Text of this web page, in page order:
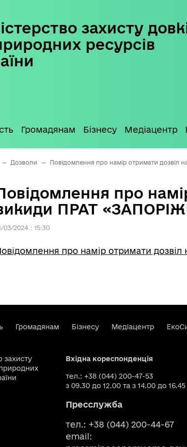
захисту
ресурсів
Громадянам Бізнесу Медіацентр
— Дозволи — Повідомлення про намір отримати дозвіл
про
ПРАТ
03/2024 : 15:30
про намір отримати
Громадянам Бізнесу Медіацентр
захисту
Вхідна кореспонденція
тел.: +38 (044) 200-47-53
з 09.30 до 12.00 та з 14.00 до 16.45
Пресслужба
тел.: +38 (044) 200-44-67
email: